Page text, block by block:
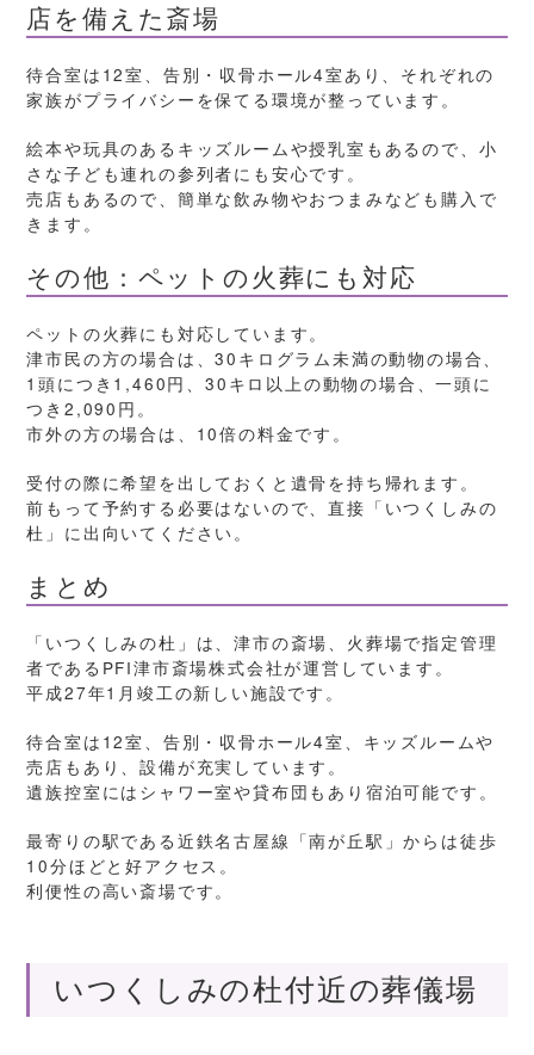
店を備えた斎場
待合室は12室、告別・収骨ホール4室あり、それぞれの
家族がプライバシーを保てる環境が整っています。
絵本や玩具のあるキッズルームや授乳室もあるので、小
さな子ども連れの参列者にも安心です。
売店もあるので、簡単な飲み物やおつまみなども購入で
きます。
その他：ペットの火葬にも対応
ペットの火葬にも対応しています。
津市民の方の場合は、30キログラム未満の動物の場合、
1頭につき1,460円、30キロ以上の動物の場合、一頭に
つき2,090円。
市外の方の場合は、10倍の料金です。
受付の際に希望を出しておくと遺骨を持ち帰れます。
前もって予約する必要はないので、直接「いつくしみの
杜」に出向いてください。
まとめ
「いつくしみの杜」は、津市の斎場、火葬場で指定管理
者であるPFI津市斎場株式会社が運営しています。
平成27年1月竣工の新しい施設です。
待合室は12室、告別・収骨ホール4室、キッズルームや
売店もあり、設備が充実しています。
遺族控室にはシャワー室や貸布団もあり宿泊可能です。
最寄りの駅である近鉄名古屋線「南が丘駅」からは徒歩
10分ほどと好アクセス。
利便性の高い斎場です。
いつくしみの杜付近の葬儀場